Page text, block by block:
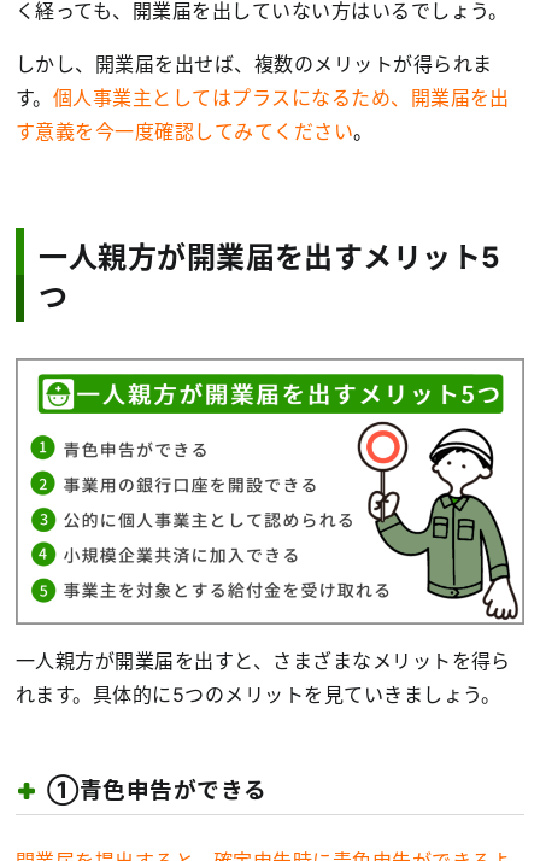
く経っても、開業届を出していない方はいるでしょう。
しかし、開業届を出せば、複数のメリットが得られま
す。 個人事業主としてはプラスになるため、開業届を出
す意義を今一度確認してみてください。
一人親方が開業届を出すメリット5
つ
一人親方が開業届を出すと、さまざまなメリットを得ら
れます。具体的に5つのメリットを見ていきましょう。
①青色申告ができる